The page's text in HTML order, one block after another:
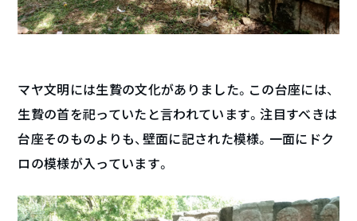
マヤ文明には生贄の文化がありました。この台座には、
生贄の首を祀っていたと言われています。注目すべきは
台座そのものよりも、壁面に記された模様。一面にドク
ロの模様が入っています。